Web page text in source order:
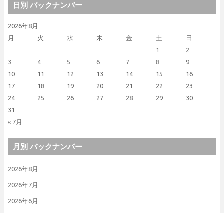
日別 バックナンバー
2026年8月
月
火 水 木 金 土 日
« 7月
1
2
3
4 5 6 7 8
9
10
11 12 13 14 15
16
17
18 19 20 21 22
23
24
25 26 27 28 29
30
31
月別 バックナンバー
2026年8月
2026年7月
2026年6月